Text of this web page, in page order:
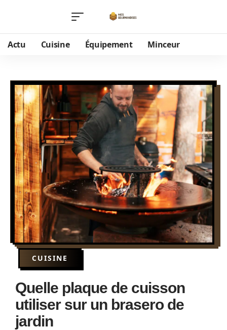
Actu Cuisine Équipement Minceur
CUISINE
Quelle plaque de cuisson
utiliser sur un brasero de
jardin